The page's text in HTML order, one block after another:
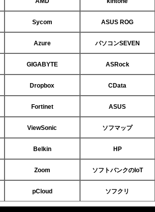
Sycom ASUS ROG
Azure パソコンSEVEN
GIGABYTE ASRock
Dropbox CData
Fortinet ASUS
ViewSonic ソフマップ
Belkin HP
Zoom ソフトバンクのIoT
pCloud ソフクリ